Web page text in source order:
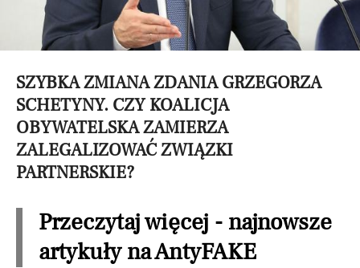
SZYBKA ZMIANA ZDANIA GRZEGORZA
SCHETYNY. CZY KOALICJA
OBYWATELSKA ZAMIERZA
ZALEGALIZOWAĆ ZWIĄZKI
PARTNERSKIE?
Przeczytaj więcej - najnowsze
artykuły na AntyFAKE